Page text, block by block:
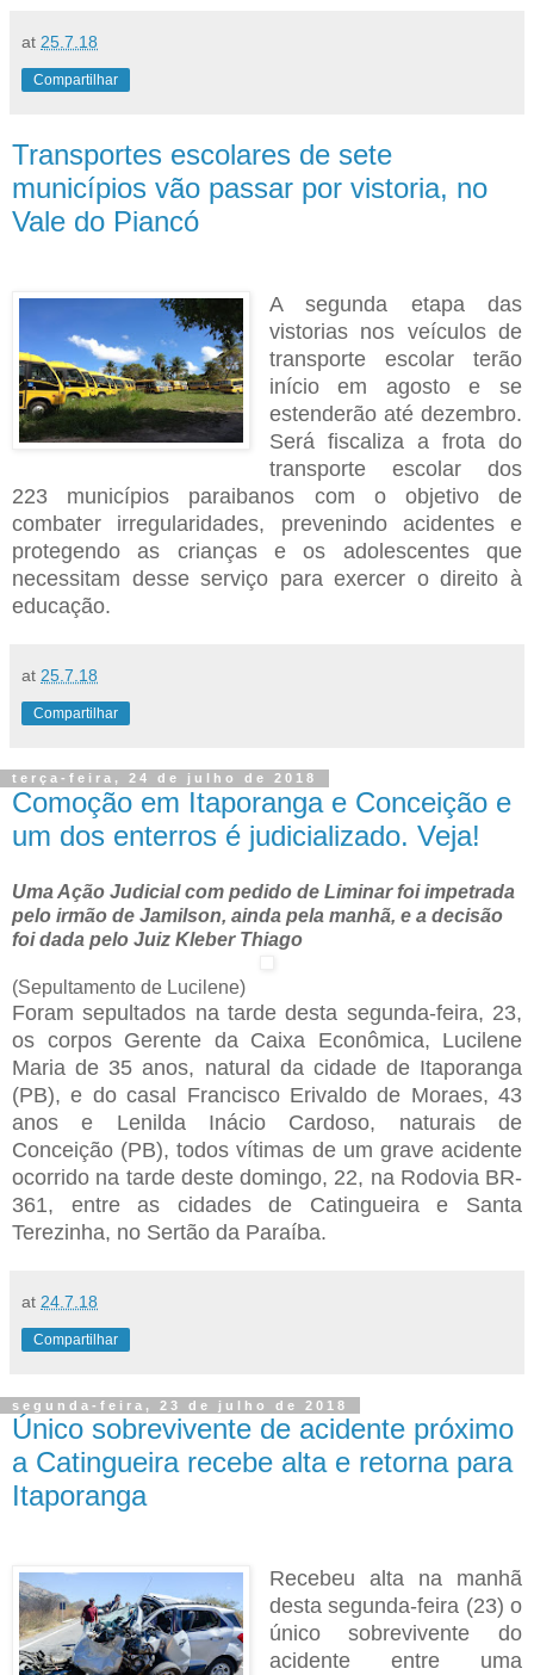
at 25.7.18
Compartilhar
Transportes escolares de sete
municípios vão passar por vistoria, no
Vale do Piancó
A segunda etapa das
vistorias nos veículos de
transporte escolar terão
início em agosto e se
estenderão até dezembro.
Será fiscaliza a frota do
transporte escolar dos
223 municípios paraibanos com o objetivo de
combater irregularidades, prevenindo acidentes e
protegendo as crianças e os adolescentes que
necessitam desse serviço para exercer o direito à
educação.
at 25.7.18
Compartilhar
terça-feira, 24 de julho de 2018
Comoção em Itaporanga e Conceição e
um dos enterros é judicializado. Veja!
Uma Ação Judicial com pedido de Liminar foi impetrada
pelo irmão de Jamilson, ainda pela manhã, e a decisão
foi dada pelo Juiz Kleber Thiago
(Sepultamento de Lucilene)
Foram sepultados na tarde desta segunda-feira, 23,
os corpos Gerente da Caixa Econômica, Lucilene
Maria de 35 anos, natural da cidade de Itaporanga
(PB), e do casal Francisco Erivaldo de Moraes, 43
anos e Lenilda Inácio Cardoso, naturais de
Conceição (PB), todos vítimas de um grave acidente
ocorrido na tarde deste domingo, 22, na Rodovia BR-
361, entre as cidades de Catingueira e Santa
Terezinha, no Sertão da Paraíba.
at 24.7.18
Compartilhar
segunda-feira, 23 de julho de 2018
Único sobrevivente de acidente próximo
a Catingueira recebe alta e retorna para
Itaporanga
Recebeu alta na manhã
desta segunda-feira (23) o
único sobrevivente do
acidente entre uma